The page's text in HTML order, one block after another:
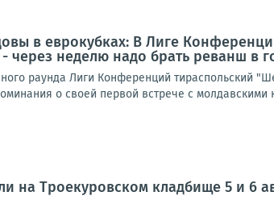
в еврокубках: В Лиге
через неделю надо брать реванш в
раунда Лиги Конференций тираспольский
о своей первой встрече с
на Троекуровском кладбище 5 и 6